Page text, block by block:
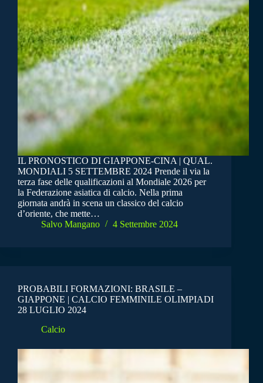
IL PRONOSTICO DI GIAPPONE-CINA | QUAL.
MONDIALI 5 SETTEMBRE 2024 Prende il via la
terza fase delle qualificazioni al Mondiale 2026 per
la Federazione asiatica di calcio. Nella prima
giornata andrà in scena un classico del calcio
d’oriente, che mette…
Salvo Mangano
4 Settembre 2024
PROBABILI FORMAZIONI: BRASILE –
GIAPPONE | CALCIO FEMMINILE OLIMPIADI
28 LUGLIO 2024
Calcio